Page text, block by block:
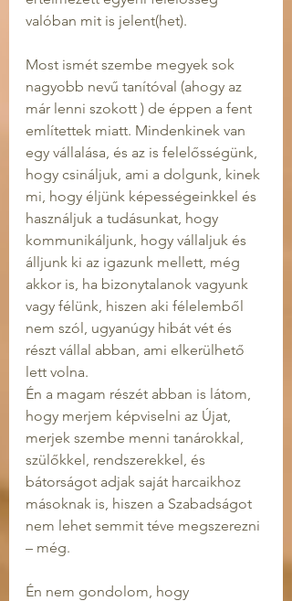
valóban mit is jelent(het).
Most ismét szembe megyek sok
nagyobb nevű tanítóval (ahogy az
már lenni szokott ) de éppen a fent
említettek miatt. Mindenkinek van
egy vállalása, és az is felelősségünk,
hogy csináljuk, ami a dolgunk, kinek
mi, hogy éljünk képességeinkkel és
használjuk a tudásunkat, hogy
kommunikáljunk, hogy vállaljuk és
álljunk ki az igazunk mellett, még
akkor is, ha bizonytalanok vagyunk
vagy félünk, hiszen aki félelemből
nem szól, ugyanúgy hibát vét és
részt vállal abban, ami elkerülhető
lett volna.
Én a magam részét abban is látom,
hogy merjem képviselni az Újat,
merjek szembe menni tanárokkal,
szülőkkel, rendszerekkel, és
bátorságot adjak saját harcaikhoz
másoknak is, hiszen a Szabadságot
nem lehet semmit téve megszerezni
– még.
Én nem gondolom, hogy